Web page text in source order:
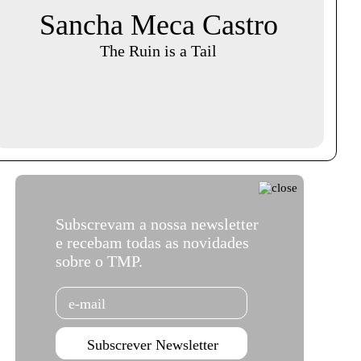
Sancha Meca Castro
The Ruin is a Tail
Subscrevam a nossa newsletter
e recebam todas as novidades
sobre o TMP.
Email
Subscrever Newsletter